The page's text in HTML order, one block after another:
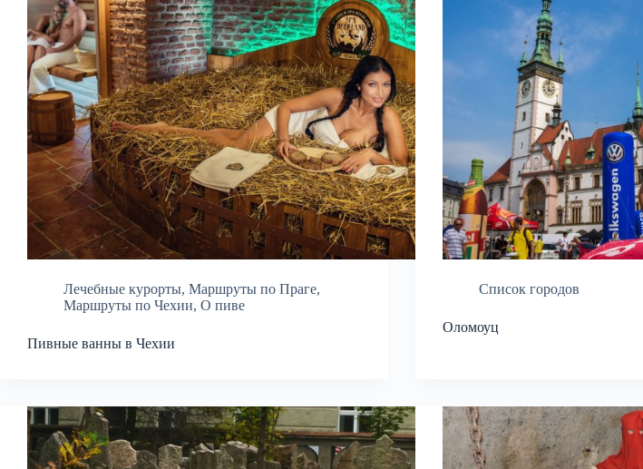
Лечебные курорты, Маршруты по Праге,
Маршруты по Чехии, О пиве
Пивные ванны в Чехии
Список городов
Оломоуц